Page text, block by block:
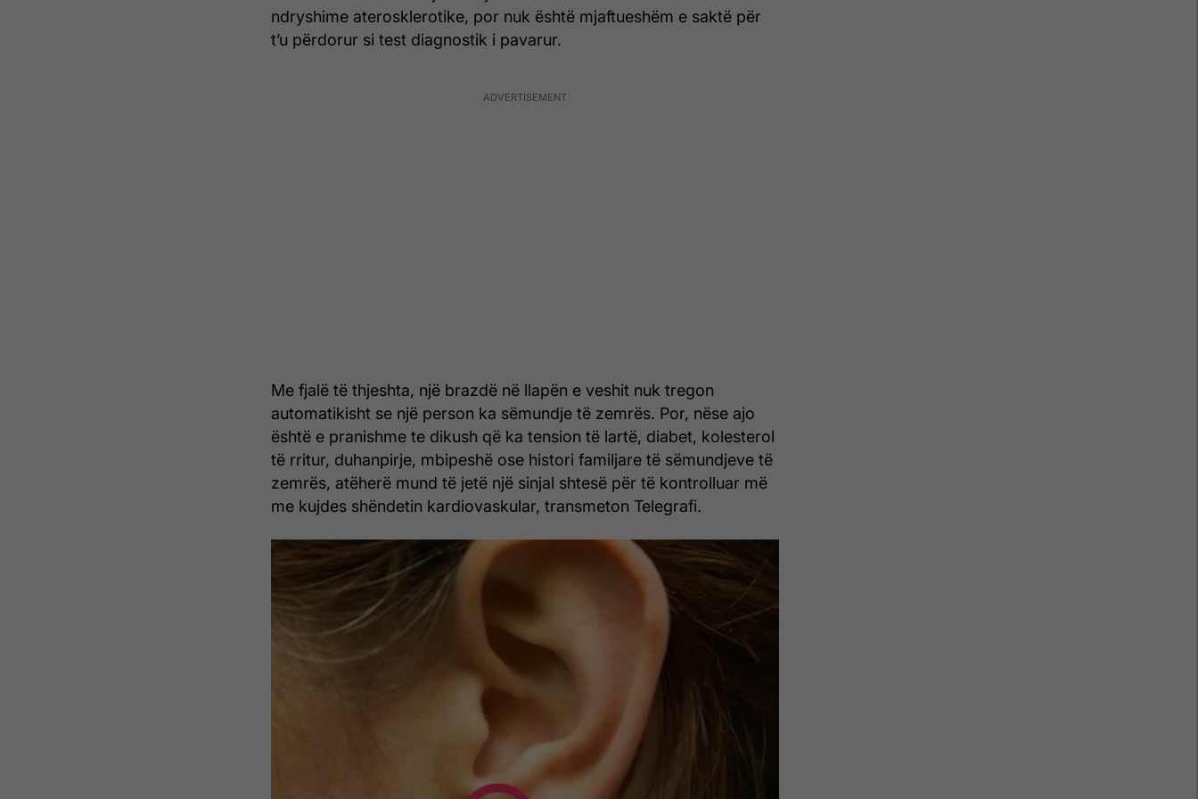
ndryshime aterosklerotike, por nuk është mjaftueshëm e saktë për
t’u përdorur si test diagnostik i pavarur.
Me fjalë të thjeshta, një brazdë në llapën e veshit nuk tregon
automatikisht se një person ka sëmundje të zemrës. Por, nëse ajo
është e pranishme te dikush që ka tension të lartë, diabet, kolesterol
të rritur, duhanpirje, mbipeshë ose histori familjare të sëmundjeve të
zemrës, atëherë mund të jetë një sinjal shtesë për të kontrolluar më
me kujdes shëndetin kardiovaskular, transmeton Telegrafi.